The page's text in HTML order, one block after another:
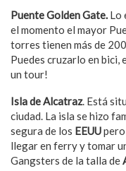
Puente Golden Gate. Lo
el momento el mayor
torres tienen más de
Puedes cruzarlo en bici,
un tour!
Isla de Alcatraz. Está
ciudad. La isla se hizo
segura de los EEUU
llegar en ferry y tomar
Gangsters de la talla de